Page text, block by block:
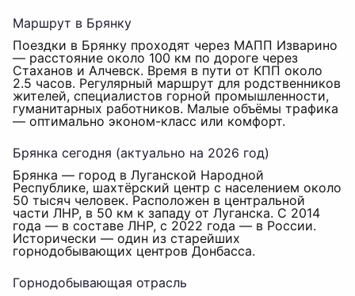
Маршрут в Брянку
Поездки в Брянку проходят через МАПП Изварино
— расстояние около 100 км по дороге через
Стаханов и Алчевск. Время в пути от КПП около
2.5 часов. Регулярный маршрут для родственников
жителей, специалистов горной промышленности,
гуманитарных работников. Малые объёмы трафика
— оптимально эконом-класс или комфорт.
Брянка сегодня (актуально на 2026 год)
Брянка — город в Луганской Народной
Республике, шахтёрский центр с населением около
50 тысяч человек. Расположен в центральной
части ЛНР, в 50 км к западу от Луганска. С 2014
года — в составе ЛНР, с 2022 года — в России.
Исторически — один из старейших
горнодобывающих центров Донбасса.
Горнодобывающая отрасль